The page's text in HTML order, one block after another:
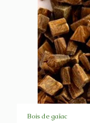
Bois de gaïac